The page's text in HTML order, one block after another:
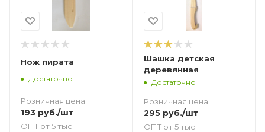
Нож пирата
Достаточно
Розничная цена
193 руб./шт
ОПТ от 5 тыс.
Шашка детская
деревянная
Достаточно
Розничная цена
295руб./шт
ОПТ от 5 тыс.